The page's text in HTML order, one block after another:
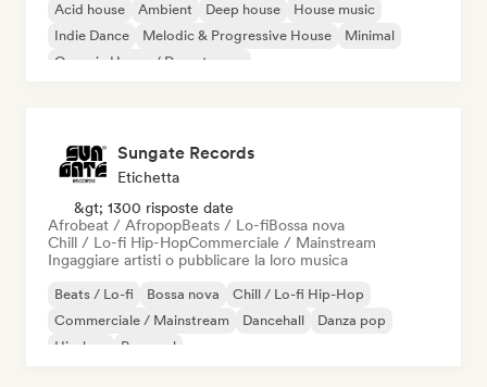
Acid house Ambient Deep house
House music
Indie Dance
Melodic & Progressive House
Minimal
Organic House / Downtempo
Sungate Records
Etichetta
&gt; 1300 risposte date
Afrobeat / AfropopBeats / Lo-fiBossa nova
Chill / Lo-fi Hip-HopCommerciale / Mainstream
Ingaggiare artisti o pubblicare la loro musica
Beats / Lo-fi Bossa nova
Chill / Lo-fi Hip-Hop
Commerciale / Mainstream
Dancehall
Danza pop
Hip-hop
Pop soul